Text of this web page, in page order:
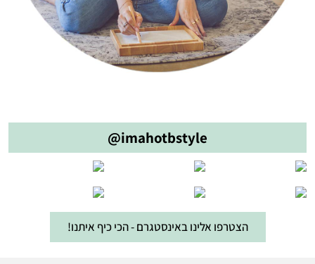
@imahotbstyle
הצטרפו אלינו באינסטגרם - הכי כיף איתנו!